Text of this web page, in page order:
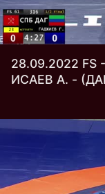
28.09.2022 FS
ИСАЕВ А. -